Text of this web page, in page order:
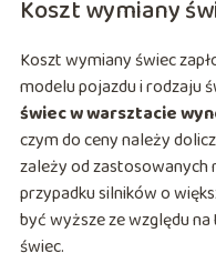
Koszt wymiany
Koszt wymiany świec
modelu pojazdu i rodzaju
świec w warsztacie
czym do ceny należy
zależy od zastosowanych
przypadku silników o
być wyższe ze względu
świec.